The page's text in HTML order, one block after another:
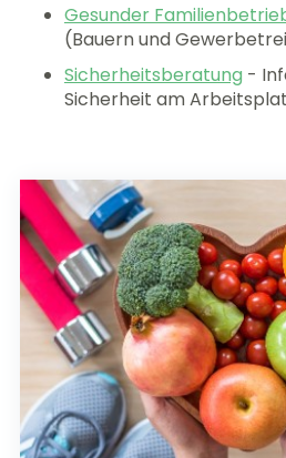
Gesunder
(Bauern und
Sicherheitsberatung -
Sicherheit am